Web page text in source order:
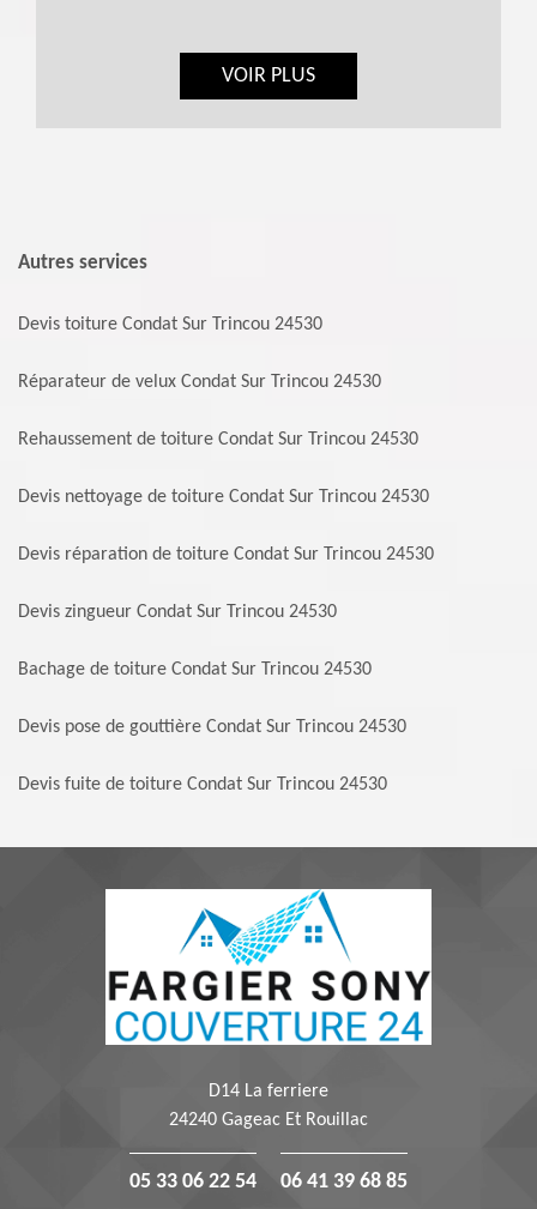
VOIR PLUS
Autres services
Devis toiture Condat Sur Trincou 24530
Réparateur de velux Condat Sur Trincou 24530
Rehaussement de toiture Condat Sur Trincou 24530
Devis nettoyage de toiture Condat Sur Trincou 24530
Devis réparation de toiture Condat Sur Trincou 24530
Devis zingueur Condat Sur Trincou 24530
Bachage de toiture Condat Sur Trincou 24530
Devis pose de gouttière Condat Sur Trincou 24530
Devis fuite de toiture Condat Sur Trincou 24530
D14 La ferriere
24240 Gageac Et Rouillac
05 33 06 22 54 06 41 39 68 85